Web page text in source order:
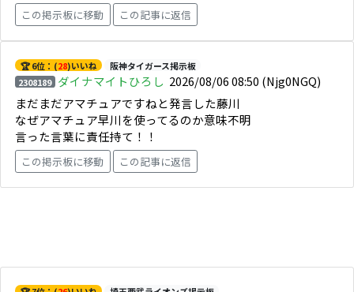
この掲示板に移動 この記事に返信
🏆 6位：(28)いいね
阪神タイガース掲示板
2308189 ダイナマイトひろし 2026/08/06 08:50 (Njg0NGQ)
まだまだアマチュアですねと発言した藤川
なぜアマチュア早川を使ってるのか意味不明
言った言葉に責任持て！！
この掲示板に移動 この記事に返信